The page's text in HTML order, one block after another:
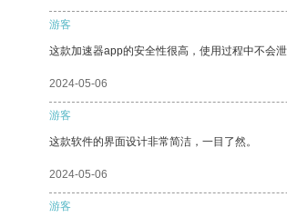
游客
这款加速器app的安全性很高，使用过程中不会
2024-05-06
游客
这款软件的界面设计非常简洁，一目了然。
2024-05-06
游客